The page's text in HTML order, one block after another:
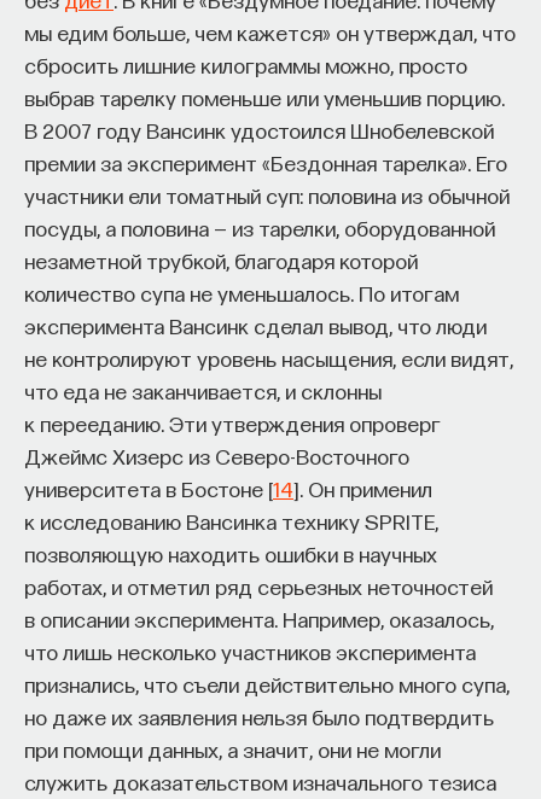
мы едим больше, чем кажется» он утверждал, что
сбросить лишние килограммы можно, просто
выбрав тарелку поменьше или уменьшив порцию.
В 2007 году Вансинк удостоился Шнобелевской
премии за эксперимент «Бездонная тарелка». Его
участники ели томатный суп: половина из обычной
посуды, а половина — из тарелки, оборудованной
незаметной трубкой, благодаря которой
количество супа не уменьшалось. По итогам
эксперимента Вансинк сделал вывод, что люди
не контролируют уровень насыщения, если видят,
что еда не заканчивается, и склонны
к перееданию. Эти утверждения опроверг
Джеймс Хизерс из Северо-Восточного
университета в Бостоне [14]. Он применил
к исследованию Вансинка технику SPRITE,
позволяющую находить ошибки в научных
работах, и отметил ряд серьезных неточностей
в описании эксперимента. Например, оказалось,
что лишь несколько участников эксперимента
признались, что съели действительно много супа,
но даже их заявления нельзя было подтвердить
при помощи данных, а значит, они не могли
служить доказательством изначального тезиса